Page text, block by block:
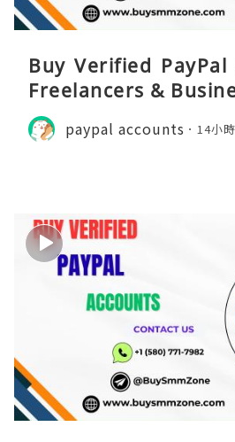
Buy Verified
Freelancers &
paypal accounts 14小